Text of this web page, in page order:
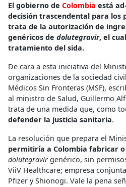
El gobierno de Colombia está
decisión trascendental para los
trata de la autorización de
genéricos de dolutegravir, el
tratamiento del sida.
De cara a esta iniciativa del
organizaciones de la sociedad
Médicos Sin Fronteras (MSF),
al ministro de Salud, Guillermo
trata de una medida que, como
defender la justicia sanitaria.
La resolución que prepara el
permitiría a Colombia fabricar
dolutegravir genérico, sin
ViiV Healthcare; empresa
Pfizer y Shionogi. Vale la pena